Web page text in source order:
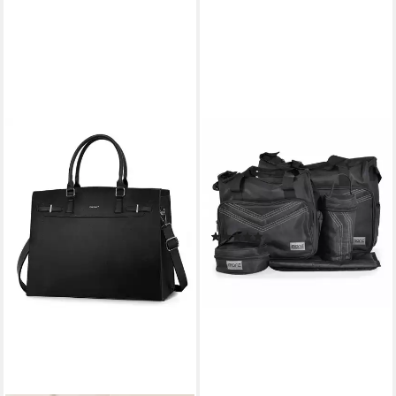
Wickeltasche Stella (1-tlg), 3-
teiliges Set, Isoliertasche,
Wickelunterlage,
Schultergurte, Fächer
32,95 €
lieferbar - in 2-3 Werktagen bei dir